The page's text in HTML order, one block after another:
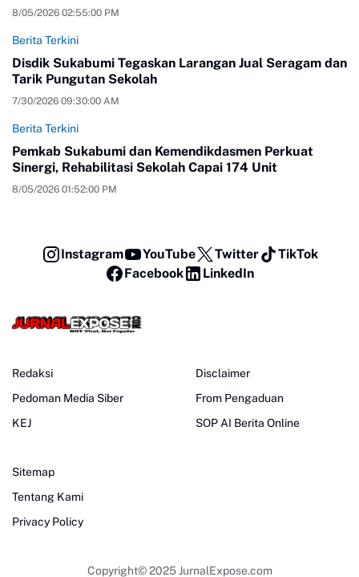
8/05/2026 02:55:00 PM
Berita Terkini
Disdik Sukabumi Tegaskan Larangan Jual Seragam dan
Tarik Pungutan Sekolah
7/30/2026 09:30:00 AM
Berita Terkini
Pemkab Sukabumi dan Kemendikdasmen Perkuat
Sinergi, Rehabilitasi Sekolah Capai 174 Unit
8/05/2026 01:52:00 PM
Instagram YouTube Twitter
TikTok
Facebook
LinkedIn
Redaksi
Pedoman Media Siber
KEJ
Disclaimer
From Pengaduan
SOP AI Berita Online
Sitemap
Tentang Kami
Privacy Policy
Copyright© 2025JurnalExpose.com